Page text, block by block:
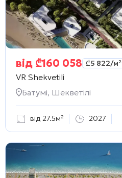
від ₾160 058 ₾5 822/м²
VR Shekvetili
Батумі, Шекветілі
від 27.5м² 2027